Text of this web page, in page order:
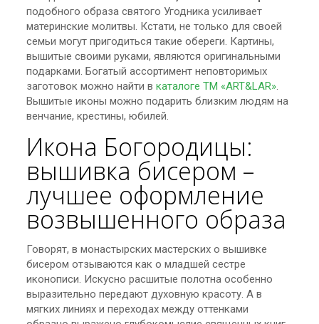
подобного образа святого Угодника усиливает
материнские молитвы. Кстати, не только для своей
семьи могут пригодиться такие обереги. Картины,
вышитые своими руками, являются оригинальными
подарками. Богатый ассортимент неповторимых
заготовок можно найти в каталоге ТМ «ART&LAR».
Вышитые иконы можно подарить близким людям на
венчание, крестины, юбилей.
Икона Богородицы:
вышивка бисером –
лучшее оформление
возвышенного образа
Говорят, в монастырских мастерских о вышивке
бисером отзываются как о младшей сестре
иконописи. Искусно расшитые полотна особенно
выразительно передают духовную красоту. А в
мягких линиях и переходах между оттенками